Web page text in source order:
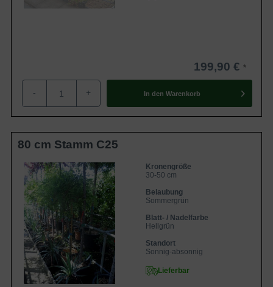
199,90 €
- + In den Warenkorb
80 cm Stamm C25
Kronengröße
30-50 cm
Belaubung
Sommergrün
Blatt- / Nadelfarbe
Hellgrün
Standort
Sonnig-absonnig
Lieferbar